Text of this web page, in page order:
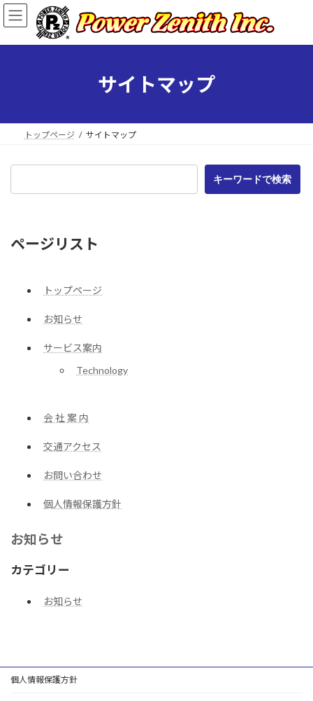
コ
ン
ン
ナ
ビ
ー
サイトマップ
トップページ サイトマップ
キーワードで検索
ページリスト
トップページ
お知らせ
サービス案内
Technology
会 社 案 内
交通アクセス
お問い合わせ
個人情報保護方針
お知らせ
カテゴリー
お知らせ
個人情報保護方針